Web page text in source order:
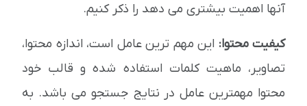
آنها اهمیت بیشتری می دهد را ذکر کنیم.
کیفیت محتوا: این مهم ترین عامل است، اندازه محتوا،
تصاویر، ماهیت کلمات استفاده شده و قالب خود
محتوا مهمترین عامل در نتایج جستجو می باشد. به